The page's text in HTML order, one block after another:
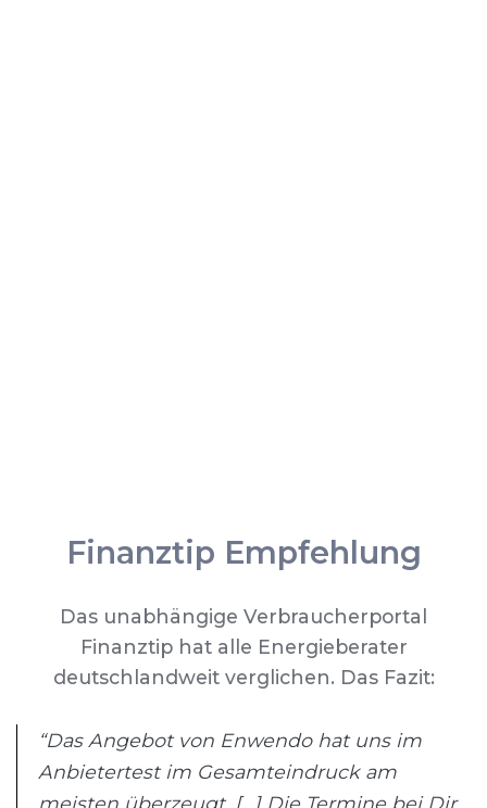
Finanztip Empfehlung
Das unabhängige Verbraucherportal
Finanztip hat alle Energieberater
deutschlandweit verglichen. Das Fazit:
“Das Angebot von Enwendo hat uns im
Anbietertest im Gesamteindruck am
meisten überzeugt. [...] Die Termine bei Dir